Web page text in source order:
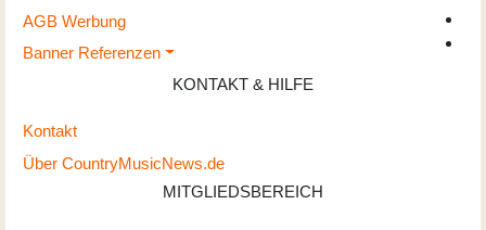
AGB Werbung
Banner Referenzen
KONTAKT & HILFE
Kontakt
Über CountryMusicNews.de
MITGLIEDSBEREICH